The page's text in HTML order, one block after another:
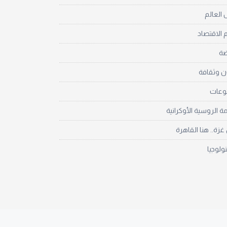
العالم
الاقتصاد
وثقافة
الروسية الأوكرانية
هنا القاهرة